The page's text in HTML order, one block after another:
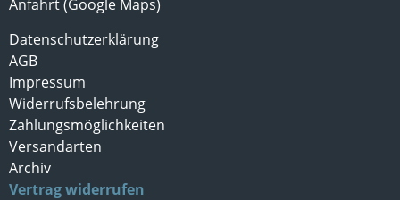
Anfahrt (Google Maps)
Datenschutzerklärung
AGB
Impressum
Widerrufsbelehrung
Zahlungsmöglichkeiten
Versandarten
Archiv
Vertrag widerrufen